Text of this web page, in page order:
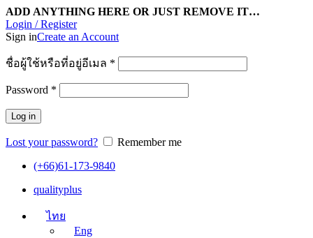
ADD ANYTHING HERE OR JUST REMOVE IT…
Login / Register
Sign inCreate an Account
ชื่อผู้ใช้หรือที่อยู่อีเมล *
Password *
Log in
Lost your password?
Remember me
(+66)61-173-9840
qualityplus
ไทย
Eng